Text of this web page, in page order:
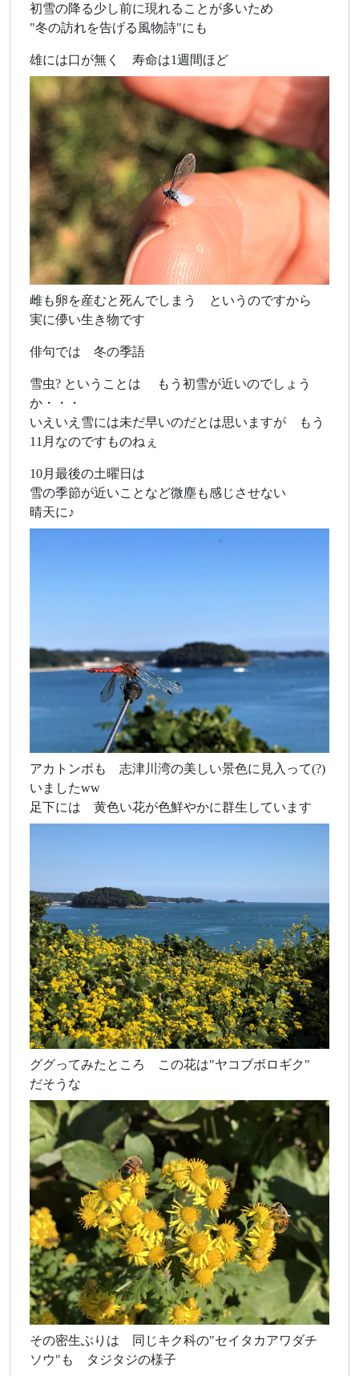
初雪の降る少し前に現れることが多いため
"冬の訪れを告げる風物詩"にも
雄には口が無く 寿命は1週間ほど
雌も卵を産むと死んでしまう というのですから
実に儚い生き物です
俳句では 冬の季語
雪虫? ということは もう初雪が近いのでしょう
か・・・
いえいえ雪には未だ早いのだとは思いますが もう
11月なのですものねぇ
10月最後の土曜日は
雪の季節が近いことなど微塵も感じさせない
晴天に♪
アカトンボも 志津川湾の美しい景色に見入って(?)
いましたww
足下には 黄色い花が色鮮やかに群生しています
ググってみたところ この花は"ヤコブボロギク"
だそうな
その密生ぶりは 同じキク科の"セイタカアワダチ
ソウ"も タジタジの様子